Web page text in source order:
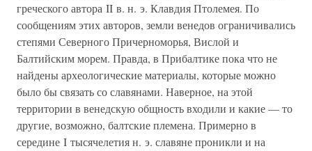
греческого автора II в. н. э. Клавдия Птолемея. По
сообщениям этих авторов, земли венедов ограничивались
степями Северного Причерноморья, Вислой и
Балтийским морем. Правда, в Прибалтике пока что не
найдены археологические материалы, которые можно
было бы связать со славянами. Наверное, на этой
территории в венедскую общность входили и какие — то
другие, возможно, балтские племена. Примерно в
середине I тысячелетия н. э. славяне проникли и на